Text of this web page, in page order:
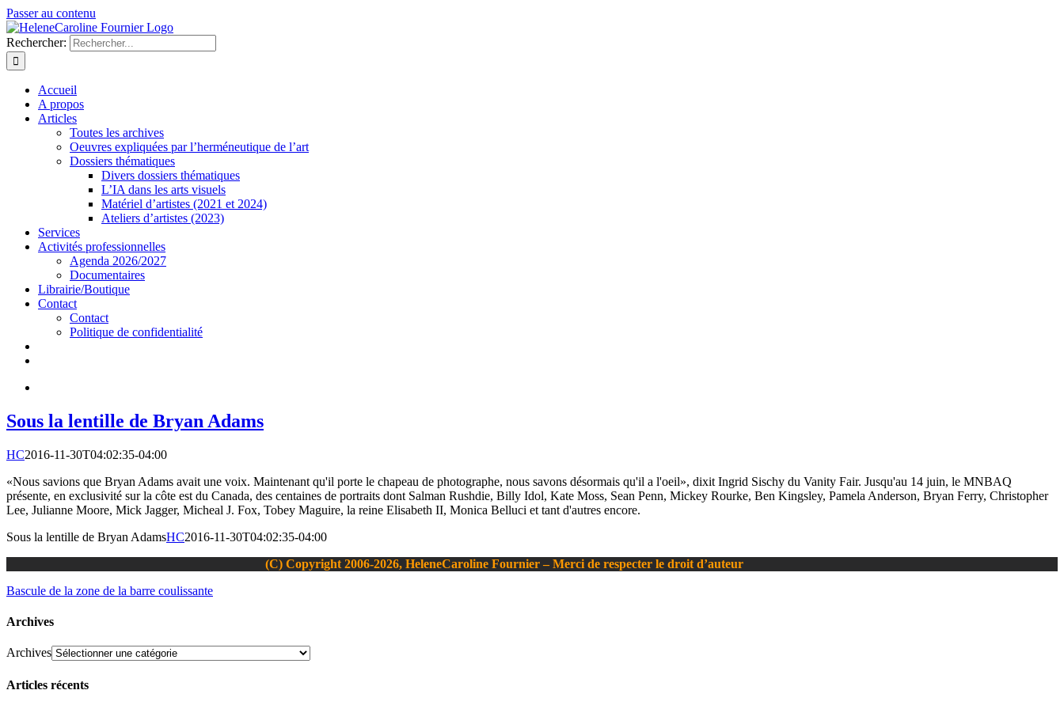
Passer au contenu
Rechercher:
Accueil
A propos
Articles
Toutes les archives
Oeuvres expliquées par l’herméneutique de l’art
Dossiers thématiques
Divers dossiers thématiques
L’IA dans les arts visuels
Matériel d’artistes (2021 et 2024)
Ateliers d’artistes (2023)
Services
Activités professionnelles
Agenda 2026/2027
Documentaires
Librairie/Boutique
Contact
Contact
Politique de confidentialité
Sous la lentille de Bryan Adams
HC2016-11-30T04:02:35-04:00
«Nous savions que Bryan Adams avait une voix. Maintenant qu'il porte le chapeau de photographe, nous savons désormais qu'il a l'oeil», dixit Ingrid Sischy du Vanity Fair. Jusqu'au 14 juin, le MNBAQ
présente, en exclusivité sur la côte est du Canada, des centaines de portraits dont Salman Rushdie, Billy Idol, Kate Moss, Sean Penn, Mickey Rourke, Ben Kingsley, Pamela Anderson, Bryan Ferry, Christopher
Lee, Julianne Moore, Mick Jagger, Micheal J. Fox, Tobey Maguire, la reine Elisabeth II, Monica Belluci et tant d'autres encore.
Sous la lentille de Bryan AdamsHC2016-11-30T04:02:35-04:00
(C) Copyright 2006-2026, HeleneCaroline Fournier – Merci de respecter le droit d’auteur
Bascule de la zone de la barre coulissante
Archives
Archives
Articles récents